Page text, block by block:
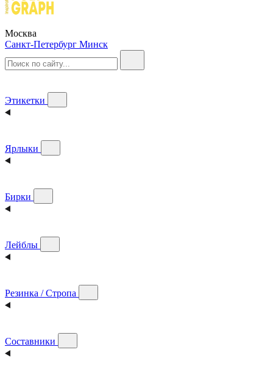
Москва
Санкт-Петербург Минск
Этикетки
Ярлыки
Бирки
Лейблы
Резинка / Стропа
Составники